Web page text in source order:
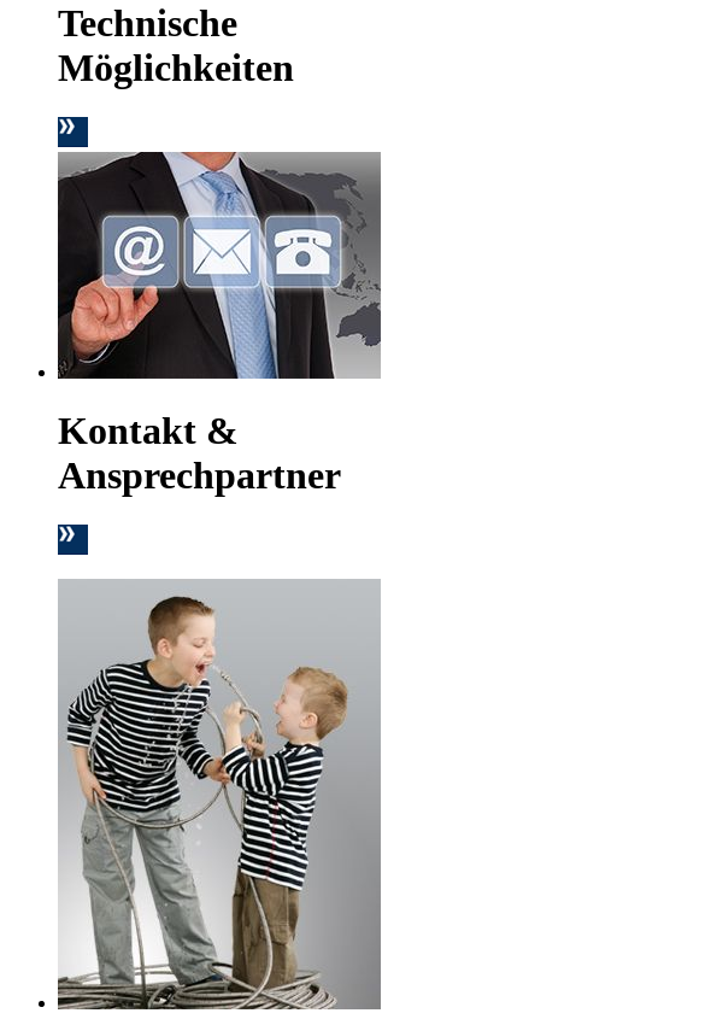
Technische
Möglichkeiten
Kontakt &
Ansprechpartner